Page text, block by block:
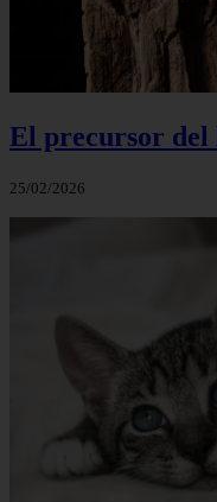
El precursor del
25/02/2026